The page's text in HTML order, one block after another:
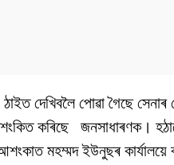
দেখিবলৈ পোৱা গৈছে
কৰিছে জনসাধাৰণক।
মহম্মদ ইউনুছৰ কাৰ্যালয়ে